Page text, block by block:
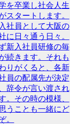
を卒業し社会人生
スタートします。
社員として大阪の
に日々通う日々。
新入社員研修の毎
続きます。それも
りがくると、各新
員の配属先が決定
辞令が言い渡され
。その時の模様、
うことも一緒にど
。